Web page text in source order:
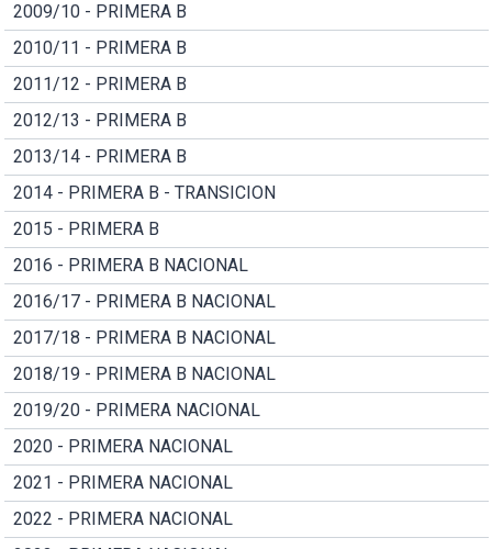
2009/10 - PRIMERA B
2010/11 - PRIMERA B
2011/12 - PRIMERA B
2012/13 - PRIMERA B
2013/14 - PRIMERA B
2014 - PRIMERA B - TRANSICION
2015 - PRIMERA B
2016 - PRIMERA B NACIONAL
2016/17 - PRIMERA B NACIONAL
2017/18 - PRIMERA B NACIONAL
2018/19 - PRIMERA B NACIONAL
2019/20 - PRIMERA NACIONAL
2020 - PRIMERA NACIONAL
2021 - PRIMERA NACIONAL
2022 - PRIMERA NACIONAL